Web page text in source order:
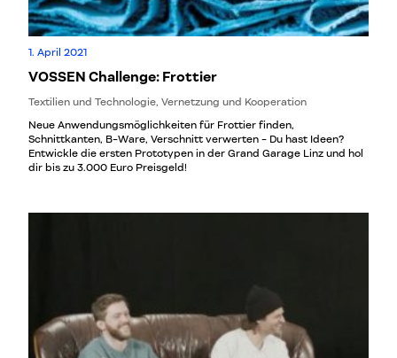
1. April 2021
VOSSEN Challenge: Frottier
Textilien und Technologie, Vernetzung und Kooperation
Neue Anwendungsmöglichkeiten für Frottier finden,
Schnittkanten, B-Ware, Verschnitt verwerten - Du hast Ideen?
Entwickle die ersten Prototypen in der Grand Garage Linz und hol
dir bis zu 3.000 Euro Preisgeld!